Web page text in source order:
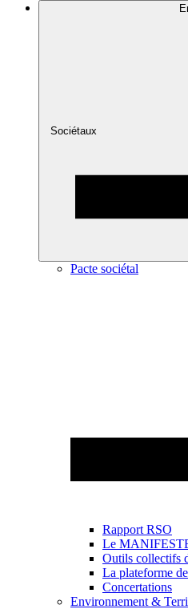
Sociétaux
Pacte sociétal
Rapport RSO
Le
Outils collectifs
La plateforme
Concertations
Environnement &